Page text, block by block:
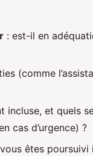
: est-il en
(comme
incluse, et quels
cas d’urgence) ?
êtes poursuivi